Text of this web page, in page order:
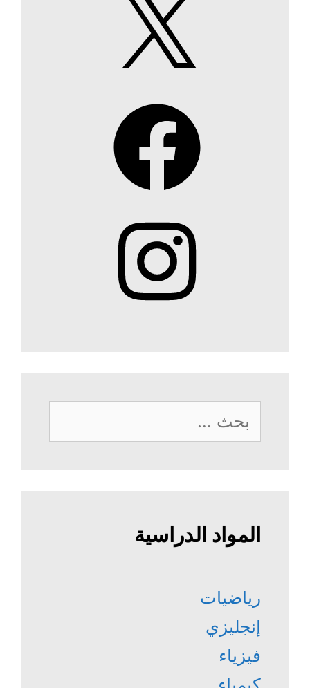
Facebook
Instagram
البحث
عن:
المواد الدراسية
رياضيات
إنجليزي
فيزياء